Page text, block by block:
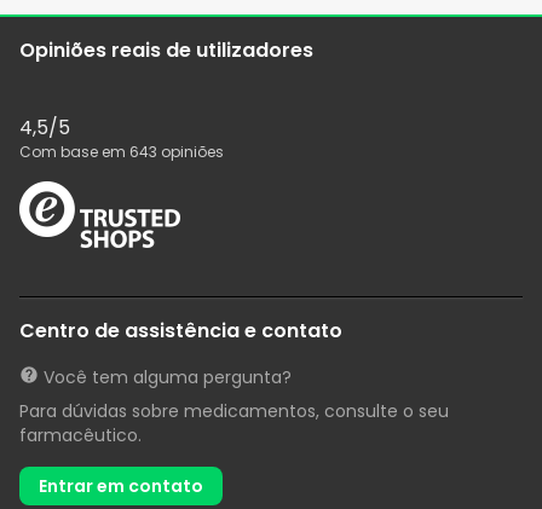
Opiniões reais de utilizadores
4,5/5
Com base em 643 opiniões
Centro de assistência e contato
Você tem alguma pergunta?
Para dúvidas sobre medicamentos, consulte o seu
farmacêutico.
Entrar em contato